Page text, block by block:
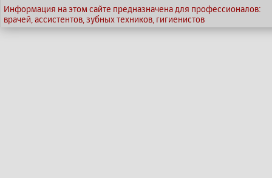
Информация на этом сайте предназначена для профессионалов:
врачей, ассистентов, зубных техников, гигиенистов